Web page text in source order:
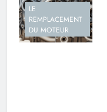
LE
REMPLACEMENT
DU MOTEUR